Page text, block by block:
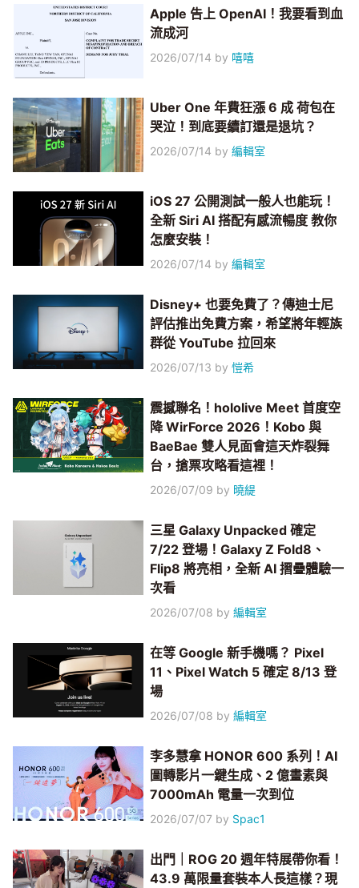
Apple 告上 OpenAI！我要看到血
流成河
2026/07/14 by 嘻嘻
Uber One 年費狂漲 6 成 荷包在
哭泣！到底要續訂還是退坑？
2026/07/14 by編輯室
iOS 27 公開測試一般人也能玩！
全新 Siri AI 搭配有感流暢度 教你
怎麼安裝！
2026/07/14 by編輯室
Disney+ 也要免費了？傳迪士尼
評估推出免費方案，希望將年輕族
群從 YouTube 拉回來
2026/07/13 by愷希
震撼聯名！hololive Meet 首度空
降 WirForce 2026！Kobo 與
BaeBae 雙人見面會這天炸裂舞
台，搶票攻略看這裡！
2026/07/09 by 曉緹
三星 Galaxy Unpacked 確定
7/22 登場！Galaxy Z Fold8、
Flip8 將亮相，全新 AI 摺疊體驗一
次看
2026/07/08 by編輯室
在等 Google 新手機嗎？ Pixel
11、Pixel Watch 5 確定 8/13 登
場
2026/07/08 by編輯室
李多慧拿 HONOR 600 系列！AI
圖轉影片一鍵生成、2 億畫素與
7000mAh 電量一次到位
2026/07/07 by Spac1
出門｜ROG 20 週年特展帶你看！
43.9 萬限量套裝本人長這樣？現